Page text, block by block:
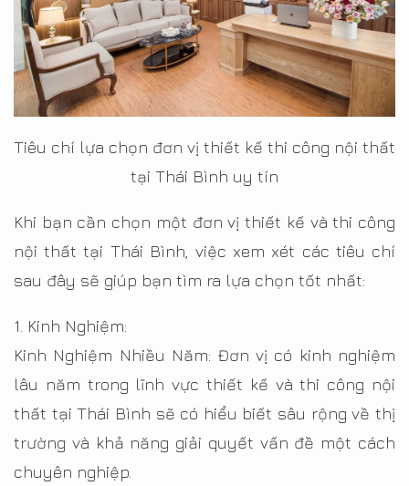
Tiêu chí lựa chọn đơn vị thiết kế thi công nội thất
tại Thái Bình uy tín
Khi bạn cần chọn một đơn vị thiết kế và thi công
nội thất tại Thái Bình, việc xem xét các tiêu chí
sau đây sẽ giúp bạn tìm ra lựa chọn tốt nhất:
1. Kinh Nghiệm:
Kinh Nghiệm Nhiều Năm: Đơn vị có kinh nghiệm
lâu năm trong lĩnh vực thiết kế và thi công nội
thất tại Thái Bình sẽ có hiểu biết sâu rộng về thị
trường và khả năng giải quyết vấn đề một cách
chuyên nghiệp.